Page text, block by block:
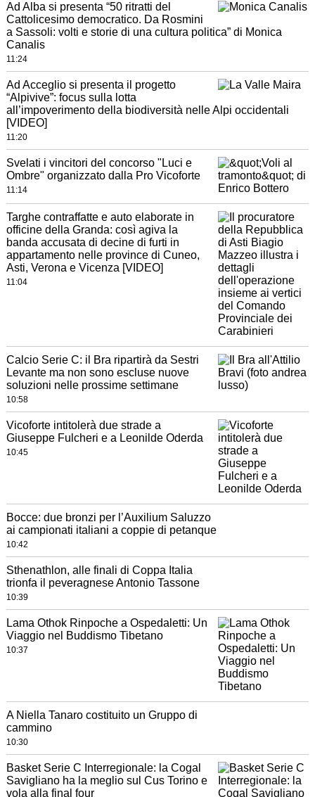
Ad Alba si presenta “50 ritratti del
Cattolicesimo democratico. Da Rosmini
a Sassoli: volti e storie di una cultura politica” di Monica
Canalis
11:24
Ad Acceglio si presenta il progetto
“Alpivive”: focus sulla lotta
all’impoverimento della biodiversità nelle Alpi occidentali
[VIDEO]
11:20
Svelati i vincitori del concorso "Luci e
Ombre" organizzato dalla Pro Vicoforte
11:14
Targhe contraffatte e auto elaborate in
officine della Granda: così agiva la
banda accusata di decine di furti in
appartamento nelle province di Cuneo,
Asti, Verona e Vicenza [VIDEO]
11:04
Calcio Serie C: il Bra ripartirà da Sestri
Levante ma non sono escluse nuove
soluzioni nelle prossime settimane
10:58
Vicoforte intitolerà due strade a
Giuseppe Fulcheri e a Leonilde Oderda
10:45
Bocce: due bronzi per l’Auxilium Saluzzo
ai campionati italiani a coppie di petanque
10:42
Sthenathlon, alle finali di Coppa Italia
trionfa il peveragnese Antonio Tassone
10:39
Lama Othok Rinpoche a Ospedaletti: Un
Viaggio nel Buddismo Tibetano
10:37
A Niella Tanaro costituito un Gruppo di
cammino
10:30
Basket Serie C Interregionale: la Cogal
Savigliano ha la meglio sul Cus Torino e
vola alla final four